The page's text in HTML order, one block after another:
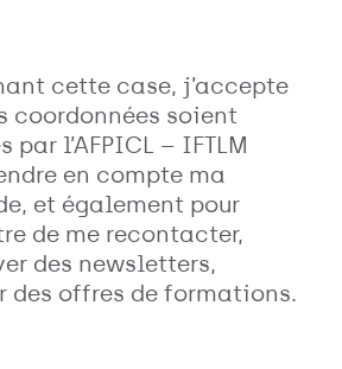
cette case, j’accepte
coordonnées soient
par l’AFPICL – IFTLM
en compte ma
et également pour
de me recontacter,
des newsletters,
des offres de formations.